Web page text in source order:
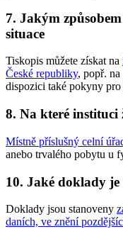
7. Jakým
situace
Tiskopis můžete získat na
České republiky, popř.
dispozici také pokyny
8. Na které instituci
Místně příslušný celní
anebo trvalého pobytu u
10. Jaké doklady je
Doklady jsou stanoveny
daních, ve znění